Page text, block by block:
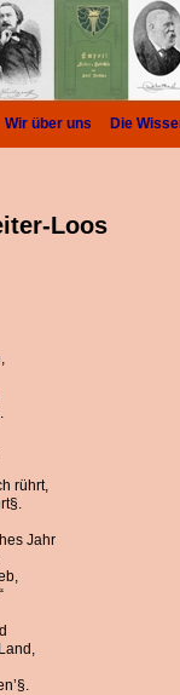
Wir über uns Die
Loos
rührt,
Jahr